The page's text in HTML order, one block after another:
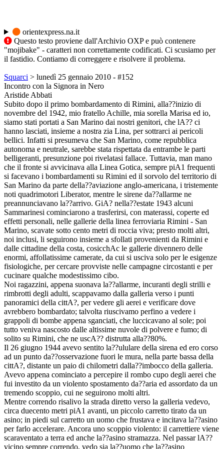
orientexpress.na.it
Questo testo proviene dall'Archivio OXP e può contenere
"mojibake" - caratteri non correttamente codificati. Ci scusiamo per
il fastidio. Contiamo di correggere e risolvere il problema.
Squarci > lunedì 25 gennaio 2010 - #152
Incontro con la Signora in Nero
Aristide Abbati
Subito dopo il primo bombardamento di Rimini, alla??inizio di
novembre del 1942, mio fratello Achille, mia sorella Marisa ed io,
siamo stati portati a San Marino dai nostri genitori, che lA?? ci
hanno lasciati, insieme a nostra zia Lina, per sottrarci ai pericoli
bellici. Infatti si presumeva che San Marino, come repubblica
autonoma e neutrale, sarebbe stata rispettata da entrambe le parti
belligeranti, presunzione poi rivelatasi fallace. Tuttavia, man mano
che il fronte si avvicinava alla Linea Gotica, sempre piA1 frequenti
si facevano i bombardamenti su Rimini ed il sorvolo del territorio di
San Marino da parte della??aviazione anglo-americana, i tristemente
noti quadrimotori Liberator, mentre le sirene da??allarme ne
preannunciavano la??arrivo. GiA? nella??estate 1943 alcuni
Sammarinesi cominciarono a trasferirsi, con materassi, coperte ed
effetti personali, nelle gallerie della linea ferroviaria Rimini - San
Marino, scavate sotto cento metri di roccia viva; presto molti altri,
noi inclusi, li seguirono insieme a sfollati provenienti da Rimini e
dalle cittadine della costa, cosicchAc le gallerie divennero delle
enormi, affollatissime camerate, da cui si usciva solo per le esigenze
fisiologiche, per cercare provviste nelle campagne circostanti e per
cucinare qualche modestissimo cibo.
Noi ragazzini, appena suonava la??allarme, incuranti degli strilli e
rimbrotti degli adulti, scappavamo dalla galleria verso i punti
panoramici della cittA?, per vedere gli aerei e verificare dove
avrebbero bombardato; talvolta riuscivamo perfino a vedere i
grappoli di bombe appena sganciati, che luccicavano al sole; poi
tutto veniva nascosto dalle altissime nuvole di polvere e fumo; di
solito su Rimini, che ne uscA?? distrutta alla??80%.
Il 26 giugno 1944 avevo sentito la??ululare della sirena ed ero corso
ad un punto da??osservazione fuori le mura, nella parte bassa della
cittA?, distante un paio di chilometri dalla??imbocco della galleria.
Avevo appena cominciato a percepire il rombo cupo degli aerei che
fui investito da un violento spostamento da??aria ed assordato da un
tremendo scoppio, cui ne seguirono molti altri.
Mentre correndo risalivo la strada diretto verso la galleria vedevo,
circa duecento metri piA1 avanti, un piccolo carretto tirato da un
asino; in piedi sul carretto un uomo che frustava e incitava la??asino
per farlo accelerare. Ancora uno scoppio violento: il carrettiere viene
scaraventato a terra ed anche la??asino stramazza. Nel passar lA??
vicino sempre correndo, vedo sia la??uomo che la??asino